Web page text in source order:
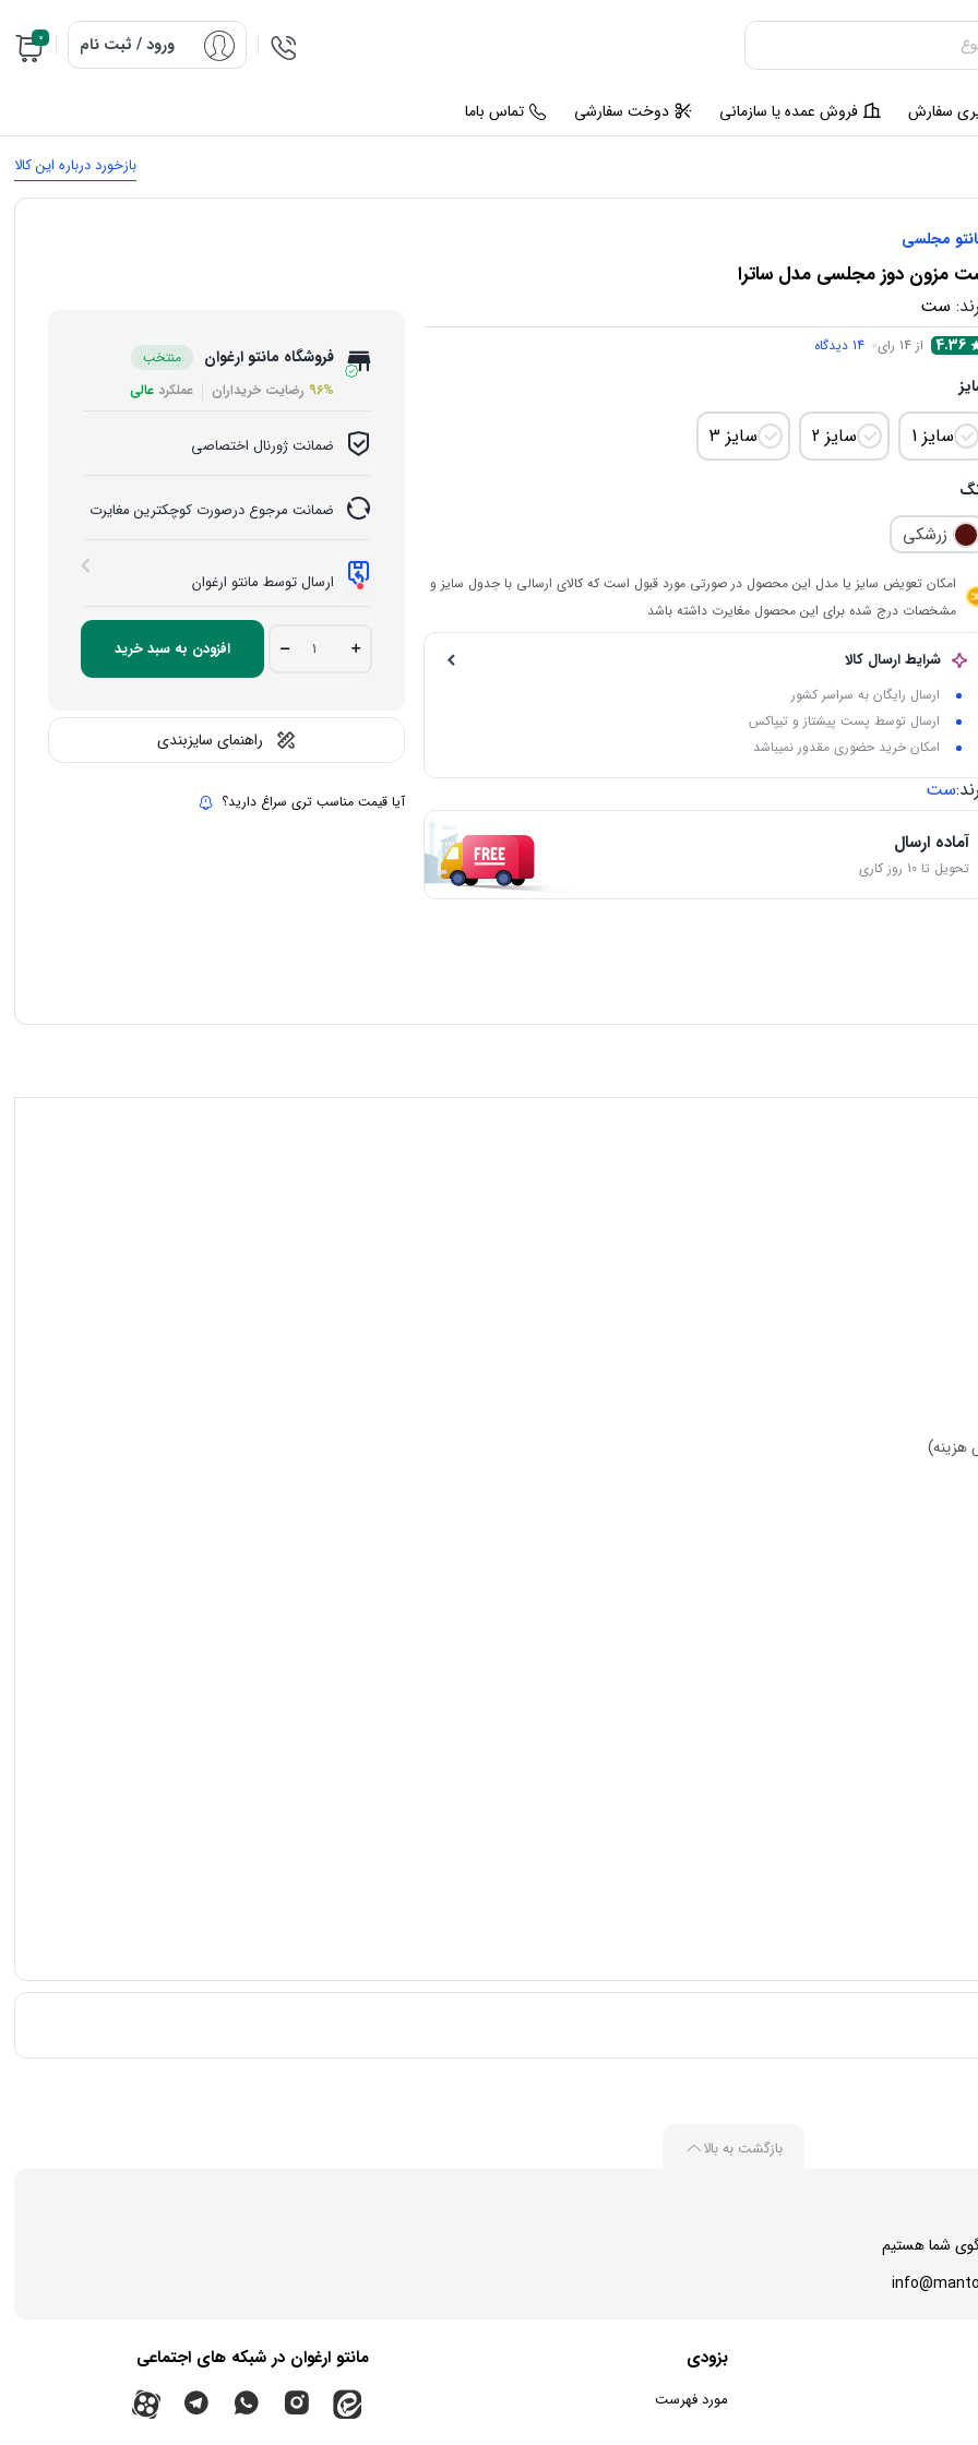
ورود / ثبت نام 0
سفارش فروش عمده یا سازمانی دوخت سفارشی تماس باما
بازخورد درباره این کالا
مجلسی
مزون دوز مجلسی مدل ساترا
ست
4.36 از 14 رای 14 دیدگاه
سایز 1 سایز 2 سایز 3
زرشکی
امکان تعویض سایز یا مدل این محصول در صورتی مورد قبول است که کالای ارسالی با جدول سایز و
مشخصات درج شده برای این محصول مغایرت داشته باشد
شرایط ارسال کالا
ارسال رایگان به سراسر کشور
ارسال توسط پست پیشتاز و تیپاکس
امکان خرید حضوری مقدور نمیباشد
ست
آماده ارسال
تحویل تا 10 روز کاری
فروشگاه مانتو ارغوان
منتخب
96% رضایت خریداران عملکرد عالی
ضمانت ژورنال اختصاصی
ضمانت مرجوع درصورت کوچکترین مغایرت
ارسال توسط مانتو ارغوان
ست
مزون
مدل
افزودن به سبد خرید
راهنمای سایزبندی
آیا قیمت مناسب تری سراغ دارید؟
بازگشت به بالا
بزودی
مورد فهرست
مانتو ارغوان در شبکه های اجتماعی